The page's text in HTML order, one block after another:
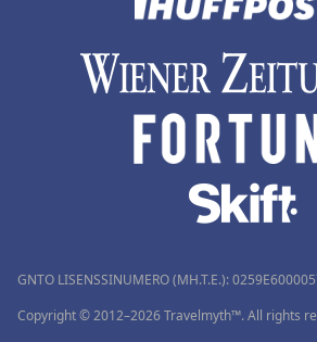
GNTO LISENSSINUMERO (MH.T.E.):
Copyright © 2012–2026 Travelmyth™. All rights